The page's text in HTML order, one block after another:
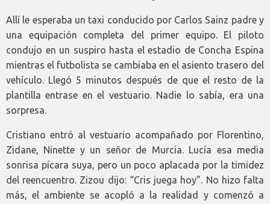
Allí le esperaba un taxi conducido por Carlos Sainz padre y
una equipación completa del primer equipo. El piloto
condujo en un suspiro hasta el estadio de Concha Espina
mientras el futbolista se cambiaba en el asiento trasero del
vehículo. Llegó 5 minutos después de que el resto de la
plantilla entrase en el vestuario. Nadie lo sabía, era una
sorpresa.
Cristiano entró al vestuario acompañado por Florentino,
Zidane, Ninette y un señor de Murcia. Lucía esa media
sonrisa pícara suya, pero un poco aplacada por la timidez
del reencuentro. Zizou dijo: “Cris juega hoy”. No hizo falta
más, el ambiente se acopló a la realidad y comenzó a